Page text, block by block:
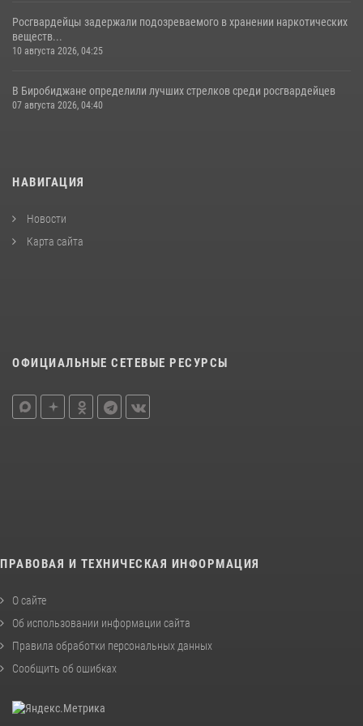
Росгвардейцы задержали подозреваемого в хранении наркотических
веществ...
10 августа 2026, 04:25
В Биробиджане определили лучших стрелков среди росгвардейцев
07 августа 2026, 04:40
НАВИГАЦИЯ
Новости
Карта сайта
ОФИЦИАЛЬНЫЕ СЕТЕВЫЕ РЕСУРСЫ
ПРАВОВАЯ И ТЕХНИЧЕСКАЯ ИНФОРМАЦИЯ
О сайте
Об использовании информации сайта
Правила обработки персональных данных
Сообщить об ошибках